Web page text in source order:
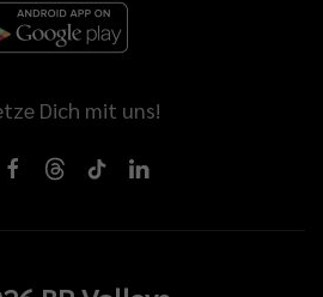
Dich mit uns!